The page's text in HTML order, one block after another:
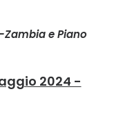
e Piano
2024 -